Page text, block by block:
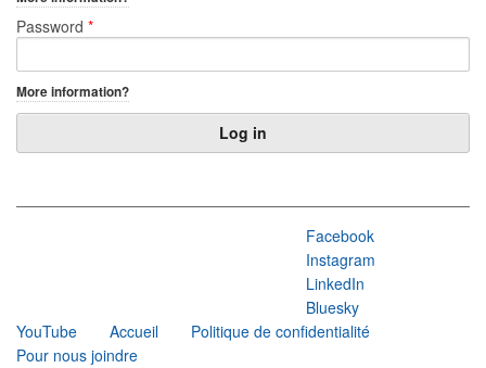
Password *
More information?
Facebook
Instagram
LinkedIn
Bluesky
YouTube
Accueil
Politique de confidentialité
Pour nous joindre